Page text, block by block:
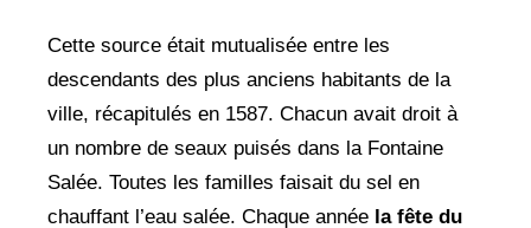
Cette source était mutualisée entre les
descendants des plus anciens habitants de la
ville, récapitulés en 1587. Chacun avait droit à
un nombre de seaux puisés dans la Fontaine
Salée. Toutes les familles faisait du sel en
chauffant l’eau salée. Chaque année la fête du